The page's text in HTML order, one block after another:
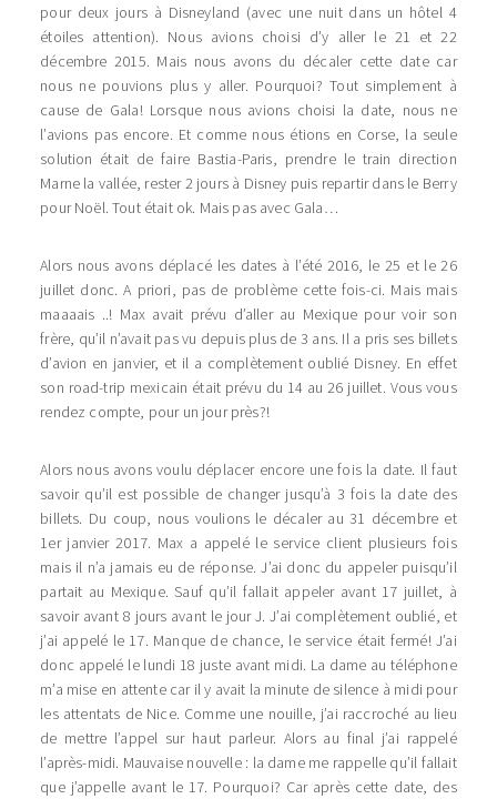
pour deux jours à Disneyland (avec une nuit dans un hôtel 4
étoiles attention). Nous avions choisi d’y aller le 21 et 22
décembre 2015. Mais nous avons du décaler cette date car
nous ne pouvions plus y aller. Pourquoi? Tout simplement à
cause de Gala! Lorsque nous avions choisi la date, nous ne
l’avions pas encore. Et comme nous étions en Corse, la seule
solution était de faire Bastia-Paris, prendre le train direction
Marne la vallée, rester 2 jours à Disney puis repartir dans le Berry
pour Noël. Tout était ok. Mais pas avec Gala…
Alors nous avons déplacé les dates à l’été 2016, le 25 et le 26
juillet donc. A priori, pas de problème cette fois-ci. Mais mais
maaaais ..! Max avait prévu d’aller au Mexique pour voir son
frère, qu’il n’avait pas vu depuis plus de 3 ans. Il a pris ses billets
d’avion en janvier, et il a complètement oublié Disney. En effet
son road-trip mexicain était prévu du 14 au 26 juillet. Vous vous
rendez compte, pour un jour près?!
Alors nous avons voulu déplacer encore une fois la date. Il faut
savoir qu’il est possible de changer jusqu’à 3 fois la date des
billets. Du coup, nous voulions le décaler au 31 décembre et
1er janvier 2017. Max a appelé le service client plusieurs fois
mais il n’a jamais eu de réponse. J’ai donc du appeler puisqu’il
partait au Mexique. Sauf qu’il fallait appeler avant 17 juillet, à
savoir avant 8 jours avant le jour J. J’ai complètement oublié, et
j’ai appelé le 17. Manque de chance, le service était fermé! J’ai
donc appelé le lundi 18 juste avant midi. La dame au téléphone
m’a mise en attente car il y avait la minute de silence à midi pour
les attentats de Nice. Comme une nouille, j’ai raccroché au lieu
de mettre l’appel sur haut parleur. Alors au final j’ai rappelé
l’après-midi. Mauvaise nouvelle : la dame me rappelle qu’il fallait
que j’appelle avant le 17. Pourquoi? Car après cette date, des